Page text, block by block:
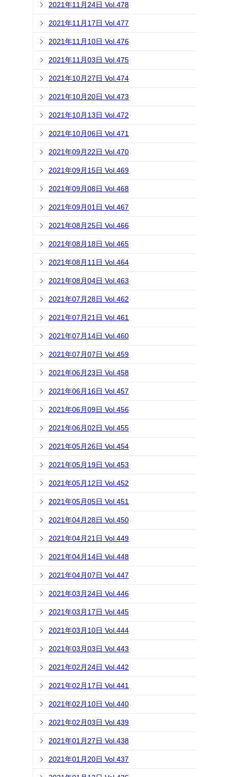
2021年11月24日 Vol.478
2021年11月17日 Vol.477
2021年11月10日 Vol.476
2021年11月03日 Vol.475
2021年10月27日 Vol.474
2021年10月20日 Vol.473
2021年10月13日 Vol.472
2021年10月06日 Vol.471
2021年09月22日 Vol.470
2021年09月15日 Vol.469
2021年09月08日 Vol.468
2021年09月01日 Vol.467
2021年08月25日 Vol.466
2021年08月18日 Vol.465
2021年08月11日 Vol.464
2021年08月04日 Vol.463
2021年07月28日 Vol.462
2021年07月21日 Vol.461
2021年07月14日 Vol.460
2021年07月07日 Vol.459
2021年06月23日 Vol.458
2021年06月16日 Vol.457
2021年06月09日 Vol.456
2021年06月02日 Vol.455
2021年05月26日 Vol.454
2021年05月19日 Vol.453
2021年05月12日 Vol.452
2021年05月05日 Vol.451
2021年04月28日 Vol.450
2021年04月21日 Vol.449
2021年04月14日 Vol.448
2021年04月07日 Vol.447
2021年03月24日 Vol.446
2021年03月17日 Vol.445
2021年03月10日 Vol.444
2021年03月03日 Vol.443
2021年02月24日 Vol.442
2021年02月17日 Vol.441
2021年02月10日 Vol.440
2021年02月03日 Vol.439
2021年01月27日 Vol.438
2021年01月20日 Vol.437